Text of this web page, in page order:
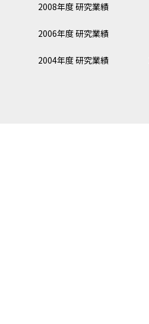
2008年度 研究業績
2006年度 研究業績
2004年度 研究業績